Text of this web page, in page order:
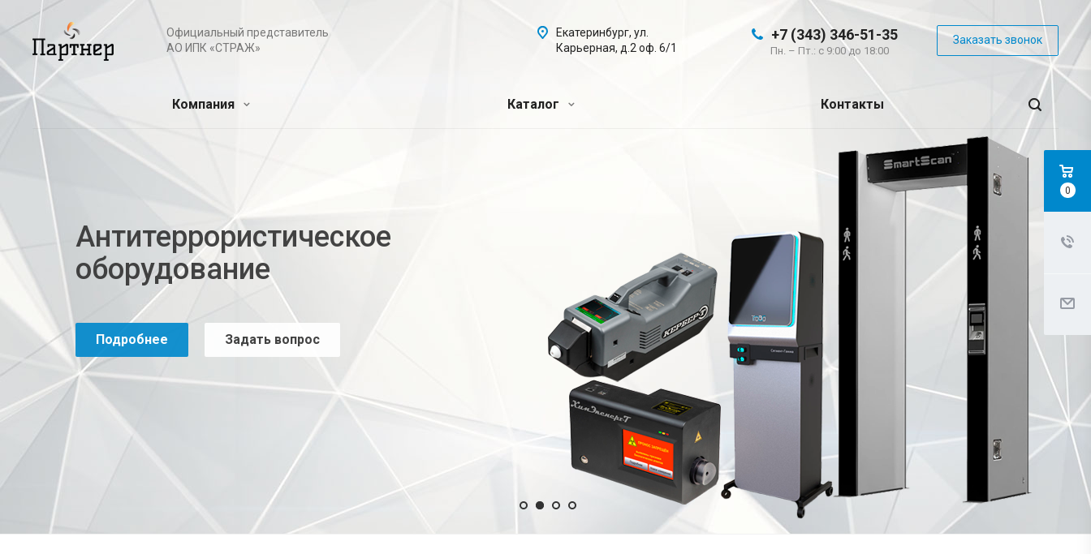
Официальный представитель
АО ИПК «СТРАЖ»
+7 (343) 346-51-35
Пн. – Пт.: с 9:00 до 18:00
Заказать звонок
Екатеринбург, ул.
Карьерная, д.2 оф. 6/1
Компания Каталог Контакты
Антитеррористическое
оборудование
Подробнее Задать вопрос
0